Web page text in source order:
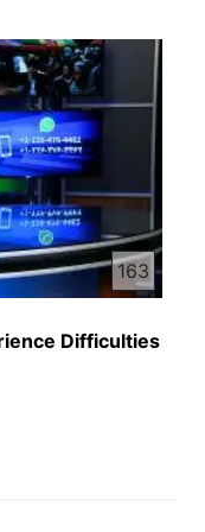
163
Difficulties